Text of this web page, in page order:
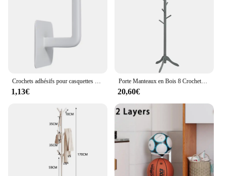
Crochets adhésifs pour casquettes de baseball, chapeau T1, cintre mural, casquette de rangement, porte-chapeau pour porte et Cisco
1,13€
Porte Manteaux en Bois 8 Crochets, Portant à Vêtement sur Pied, Hauteur Réglable 138/175cm, Porte-Manteau pour Entrée, Chambre, Dortoir, Appartement
20,60€